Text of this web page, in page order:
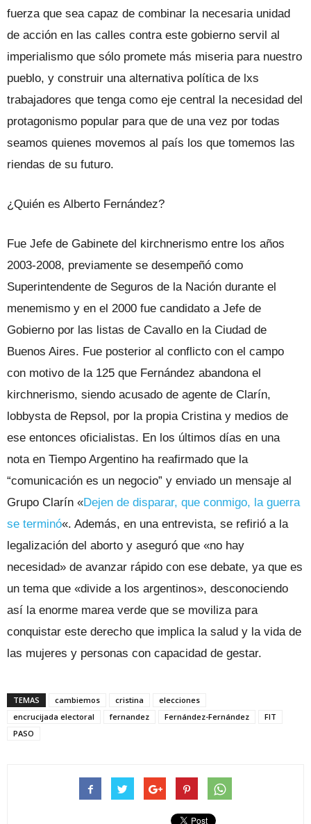
fuerza que sea capaz de combinar la necesaria unidad
de acción en las calles contra este gobierno servil al
imperialismo que sólo promete más miseria para nuestro
pueblo, y construir una alternativa política de lxs
trabajadores que tenga como eje central la necesidad del
protagonismo popular para que de una vez por todas
seamos quienes movemos al país los que tomemos las
riendas de su futuro.
¿Quién es Alberto Fernández?
Fue Jefe de Gabinete del kirchnerismo entre los años
2003-2008, previamente se desempeñó como
Superintendente de Seguros de la Nación durante el
menemismo y en el 2000 fue candidato a Jefe de
Gobierno por las listas de Cavallo en la Ciudad de
Buenos Aires. Fue posterior al conflicto con el campo
con motivo de la 125 que Fernández abandona el
kirchnerismo, siendo acusado de agente de Clarín,
lobbysta de Repsol, por la propia Cristina y medios de
ese entonces oficialistas. En los últimos días en una
nota en Tiempo Argentino ha reafirmado que la
“comunicación es un negocio” y enviado un mensaje al
Grupo Clarín «Dejen de disparar, que conmigo, la guerra
se terminó«. Además, en una entrevista, se refirió a la
legalización del aborto y aseguró que «no hay
necesidad» de avanzar rápido con ese debate, ya que es
un tema que «divide a los argentinos», desconociendo
así la enorme marea verde que se moviliza para
conquistar este derecho que implica la salud y la vida de
las mujeres y personas con capacidad de gestar.
TEMAS cambiemos cristina
elecciones
encrucijada electoral
fernandez Fernández-Fernández
FIT
PASO